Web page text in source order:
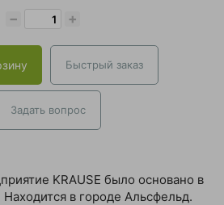
− +
Быстрый заказ
Задать вопрос
KRAUSE было основано в
Находится в городе Альсфельд.